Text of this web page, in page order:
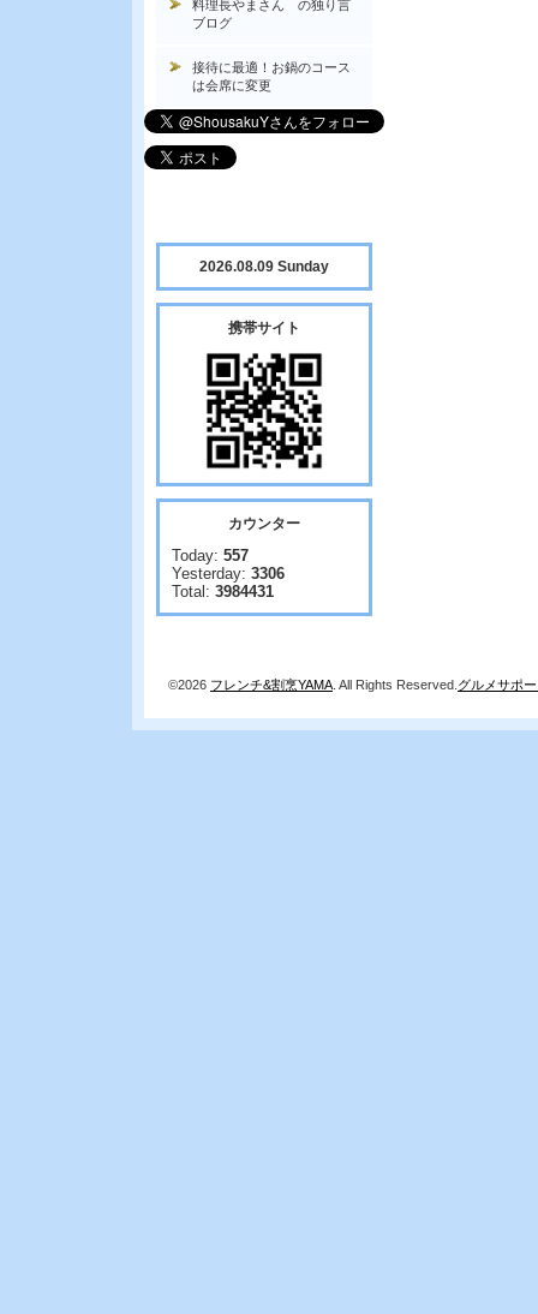
料理長やまさん の独り言
ブログ
接待に最適！お鍋のコース
は会席に変更
2026.08.09 Sunday
携帯サイト
カウンター
Today: 557
Yesterday: 3306
Total: 3984431
©2026 フレンチ&割烹YAMA . All Rights Reserved. グルメサポ